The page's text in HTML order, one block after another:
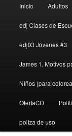
principal
Inicio Adultos
edj Clases de
edj03 Jóvenes #3
James 1. Motivos
Niños (para
OfertaCD
poliza de uso